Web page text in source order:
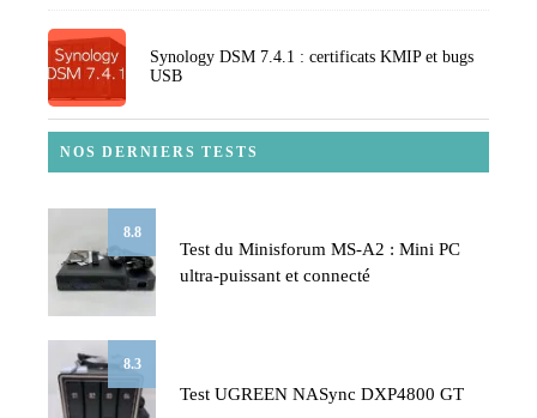
Synology DSM 7.4.1 : certificats KMIP et bugs
USB
NOS DERNIERS TESTS
8.8
Test du Minisforum MS-A2 : Mini PC
ultra-puissant et connecté
8.3
Test UGREEN NASync DXP4800 GT